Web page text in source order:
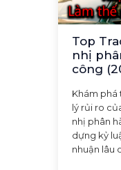
Top
nhị
công
Khám phá
lý rủi ro
nhị phân
dựng kỷ
nhuận lâu